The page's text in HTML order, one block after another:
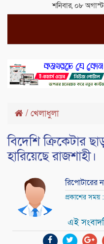
শনিবার, ০৮
/ খেলাধুলা
বিদেশি ক্রিকেটার
হারিয়েছে রাজশাহী।
রিপোটারের
প্রকাশের সময়
এই